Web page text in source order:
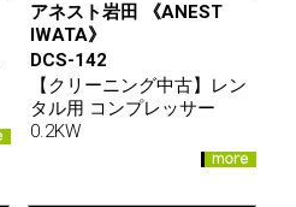
アネスト岩田 《ANEST
IWATA》
DCS-142
【クリーニング中古】レン
タル用 コンプレッサー
0.2KW